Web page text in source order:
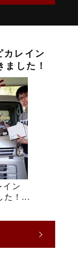
カレイン
した！
イン
た！...